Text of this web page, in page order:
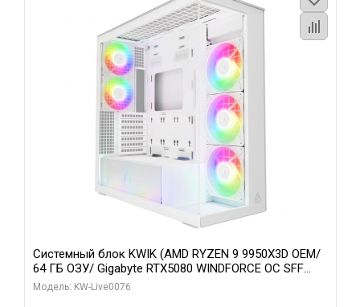
Системный блок KWIK (AMD RYZEN 9 9950X3D OEM/
64 ГБ ОЗУ/ Gigabyte RTX5080 WINDFORCE OC SFF
16GB GDDR7 256bit / 960 ГБ SSD)
Модель: KW-Live0076